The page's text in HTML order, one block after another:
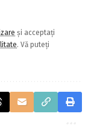
și acceptați
. Vă puteți